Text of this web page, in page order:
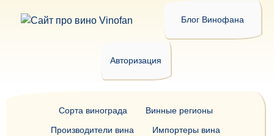
Блог Винофана
Авторизация
Сорта винограда
Винные регионы
Производители вина
Импортеры вина